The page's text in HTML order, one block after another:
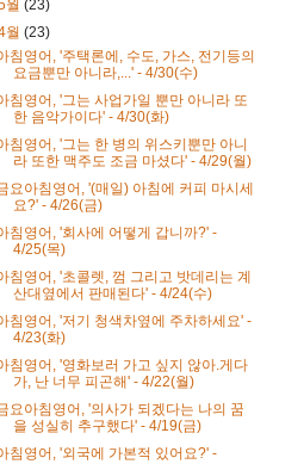
월(23)
월(23)
침영어, '주택론에, 수도, 가스, 전기등의
요금뿐만 아니라,...' - 4/30(수)
침영어, '그는 사업가일 뿐만 아니라 또
한 음악가이다' - 4/30(화)
침영어, '그는 한 병의 위스키뿐만 아니
라 또한 맥주도 조금 마셨다' - 4/29(월)
요아침영어, '(매일) 아침에 커피 마시세
요?' - 4/26(금)
침영어, '회사에 어떻게 갑니까?' -
4/25(목)
침영어, '초콜렛, 껌 그리고 밧데리는 계
산대옆에서 판매된다' - 4/24(수)
침영어, '저기 청색차옆에 주차하세요' -
4/23(화)
침영어, '영화보러 가고 싶지 않아.게다
가, 난 너무 피곤해' - 4/22(월)
요아침영어, '의사가 되겠다는 나의 꿈
을 성실히 추구했다' - 4/19(금)
침영어, '외국에 가본적 있어요?' -